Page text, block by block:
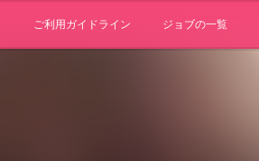
ご利用ガイドライン ジョブの一覧